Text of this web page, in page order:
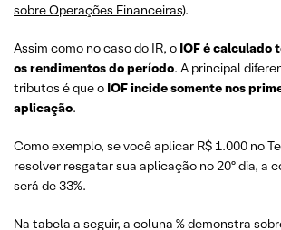
sobre Operações Financeiras).
Assim como no caso do IR, o IOF é calculado
os rendimentos do período. A principal
tributos é que o IOF incide somente nos
aplicação.
Como exemplo, se você aplicar R$ 1.000 no
resolver resgatar sua aplicação no 20º dia, a
será de 33%.
Na tabela a seguir, a coluna % demonstra